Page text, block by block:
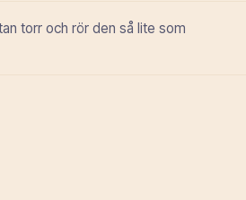
torr och rör den så lite som